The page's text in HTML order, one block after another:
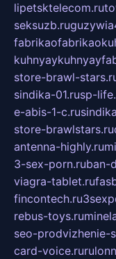
lipetsktelecom.ru
seksuzb.ru
store-brawl-
sindika-01.rusp-
e-abis-1-c.ru
store-brawlstars.ru
antenna-highly.ru
3-sex-porn.ruban-
viagra-tablet.ru
fincontech.ru
rebus-toys.ru
seo-prodvizhenie-
card-voice.ru